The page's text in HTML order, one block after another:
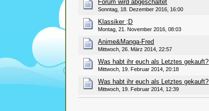
Forum wird abgeschaltet
Sonntag, 18. Dezember 2016, 16:00
Klassiker ;D
Montag, 21. November 2016, 08:03
Anime&Manga-Fred
Mittwoch, 26. März 2014, 22:57
Was habt ihr euch als Letztes gekauft?
Mittwoch, 19. Februar 2014, 20:18
Was habt ihr euch als Letztes gekauft?
Mittwoch, 19. Februar 2014, 12:39